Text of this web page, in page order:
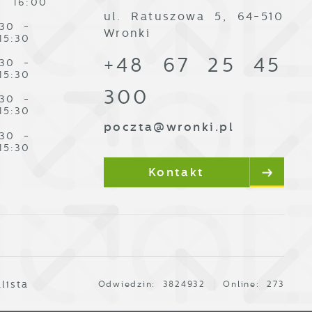
-
-
-
-
ul. Ratuszowa 5, 64-510
Wronki
+48 67 25 45
300
poczta@wronki.pl
Kontakt
Odwiedzin: 3824932 Online: 273